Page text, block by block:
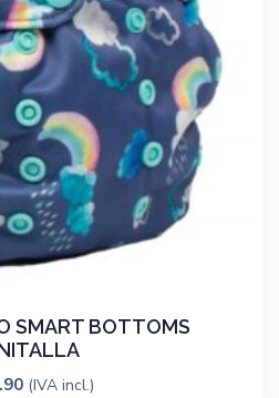
SMART BOTTOMS
(IVA incl.)